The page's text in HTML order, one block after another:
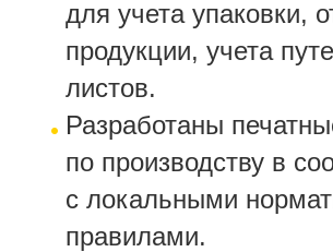
для учета упаковки,
продукции, учета
листов.
Разработаны
по производству в
с локальными
правилами.